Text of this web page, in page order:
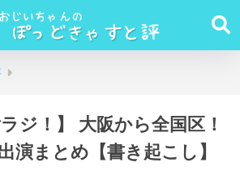
ジ！】 大阪から全国区！
演まとめ【書き起こし】